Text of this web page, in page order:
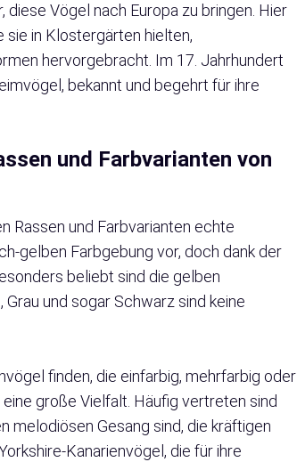
Vögel nach Europa zu bringen. Hier
in Klostergärten hielten,
hervorgebracht. Im 17. Jahrhundert
bekannt und begehrt für ihre
und Farbvarianten von
Rassen und Farbvarianten echte
gelben Farbgebung vor, doch dank der
beliebt sind die gelben
Grau und sogar Schwarz sind keine
finden, die einfarbig, mehrfarbig oder
große Vielfalt. Häufig vertreten sind
melodiösen Gesang sind, die kräftigen
Kanarienvögel, die für ihre